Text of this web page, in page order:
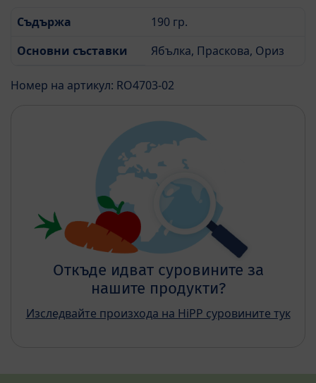
Съдържа
190 гр.
Основни съставки
Ябълка, Праскова, Ориз
Номер на артикул: RO4703-02
Откъде идват суровините за
нашите продукти?
Изследвайте произхода на HiPP суровините тук